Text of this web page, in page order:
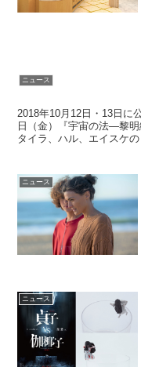
ニュース
2018年10月12日・13日に
日（金）『宇宙の法―黎
タイラ、ハル、エイスケ
ニュース
ニュース